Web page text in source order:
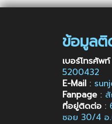
ข้อมูล
เบอร์โทรศัพท์
5200432
E-Mail :
Fanpage :
ที่อยู่ติดต่อ :
ซอย 30/4 อ